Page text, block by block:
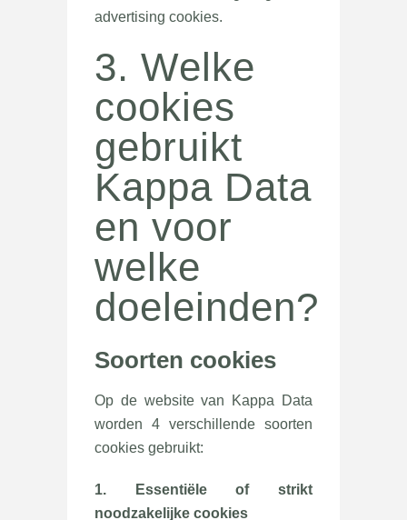
advertising cookies.
3. Welke
cookies
gebruikt
Kappa Data
en voor
welke
doeleinden?
Soorten cookies
Op de website van Kappa Data
worden 4 verschillende soorten
cookies gebruikt:
1. Essentiële of strikt
noodzakelijke cookies